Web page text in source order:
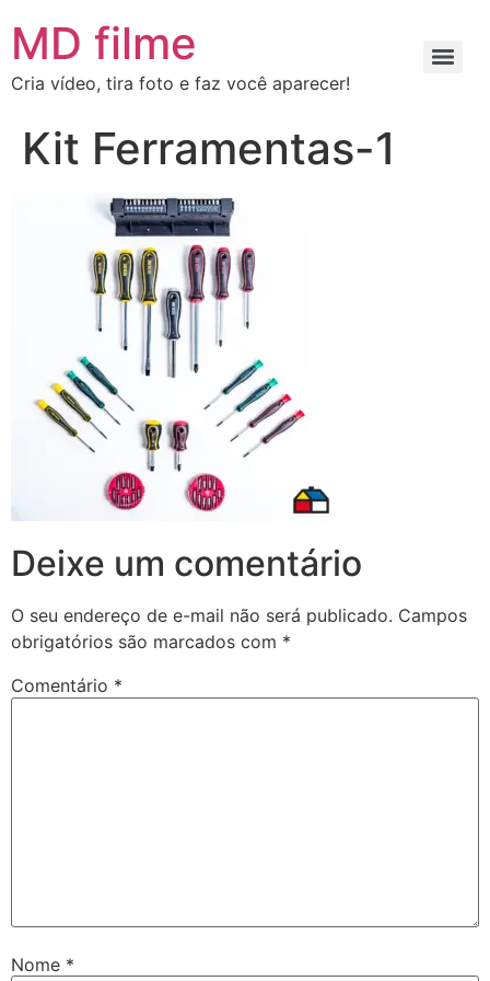
MD filme
Cria vídeo, tira foto e faz você aparecer!
Kit Ferramentas-1
Deixe um comentário
O seu endereço de e-mail não será publicado. Campos
obrigatórios são marcados com *
Comentário *
Nome *